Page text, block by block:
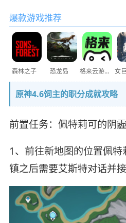
爆款游戏推荐
森林之子 恐龙岛 格来云游戏
原神4.6饲主的职分成就攻略
前置任务：佩特莉可的阴霾
1、前往新地图的位置佩
镇之后需要艾斯特对话并接